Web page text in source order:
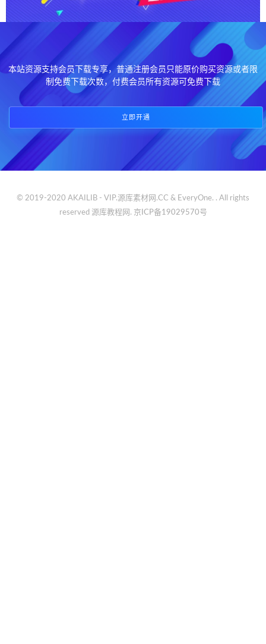
本站资源支持会员下载专享，普通注册会员只能原价购买资源或者限
制免费下载次数，付费会员所有资源可免费下载
立即开通
© 2019-2020 AKAILIB - VIP.源库素材网.CC & EveryOne. . All rights
reserved 源库教程网. 京ICP备19029570号